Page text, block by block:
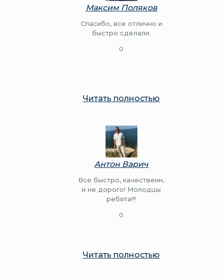
Максим Поляков
Спасибо, все отлично и
быстро сделали.
0
Читать полностью
Антон Варич
Все быстро, качественн,
и не дорого! Молодцы
ребята!!!
0
Читать полностью